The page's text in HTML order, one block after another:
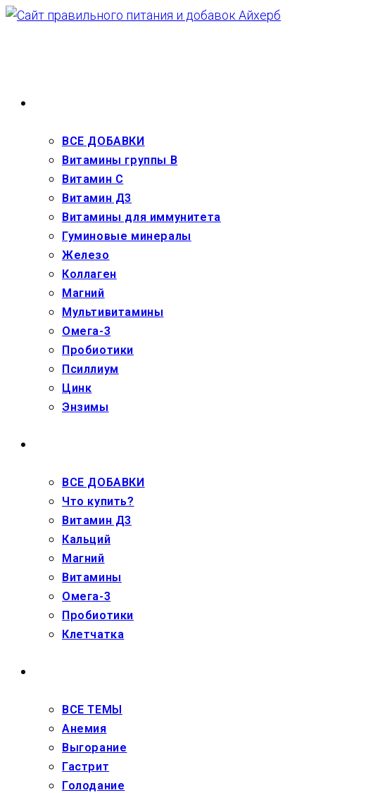
Перейти
ВСЕ ДОБАВКИ
Витамины группы В
Витамин С
Витамин Д3
Витамины для иммунитета
Гуминовые минералы
Железо
Коллаген
Магний
Мультивитамины
Омега-3
Пробиотики
Псиллиум
Цинк
Энзимы
ВСЕ ДОБАВКИ
Что купить?
Витамин Д3
Кальций
Магний
Витамины
Омега-3
Пробиотики
Клетчатка
ВСЕ ТЕМЫ
Анемия
Выгорание
Гастрит
Голодание